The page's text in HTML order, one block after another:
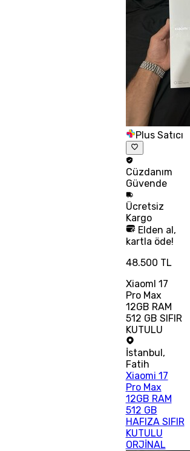
Plus Satıcı
Cüzdanım
Güvende
Ücretsiz
Kargo
Elden al,
kartla öde!
48.500 TL
XiaomI 17
Pro Max
12GB RAM
512 GB SIFIR
KUTULU
İstanbul,
Fatih
Xiaomi 17
Pro Max
12GB RAM
512 GB
HAFIZA SIFIR
KUTULU
ORJİNAL